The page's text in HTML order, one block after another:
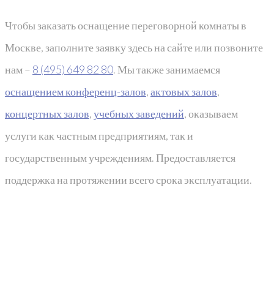
Чтобы заказать оснащение переговорной комнаты в
Москве, заполните заявку здесь на сайте или позвоните
нам – 8 (495) 649 82 80. Мы также занимаемся
оснащением конференц-залов,актовых залов,
концертных залов,учебных заведений, оказываем
услуги как частным предприятиям, так и
государственным учреждениям. Предоставляется
поддержка на протяжении всего срока эксплуатации.